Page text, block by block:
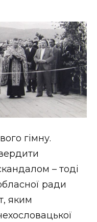
гімну.
– тоді
ради
яким